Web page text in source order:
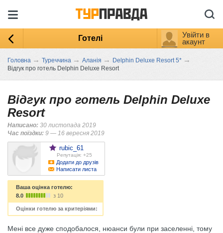
Готелі
Увійти в
акаунт
Головна → Туреччина → Аланія → Delphin Deluxe Resort 5* →
Відгук про готель Delphin Deluxe Resort
Відгук про готель Delphin Deluxe
Resort
Написано: 30 листопада 2019
Час поїздки: 9 — 16 вересня 2019
rubic_61
Репутація: +25
Додати до друзів
Написати листа
Ваша оцінка готелю:
8.0
з 10
Оцінки готелю за критеріями:
Мені все дуже сподобалося, нюанси були при заселенні, тому